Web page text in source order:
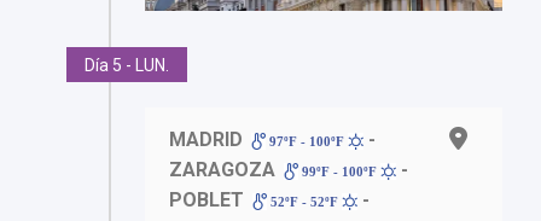
Día 5 - LUN.
MADRID 97ºF - 100ºF
-
ZARAGOZA
99ºF - 100ºF
-
POBLET
52ºF - 52ºF
-